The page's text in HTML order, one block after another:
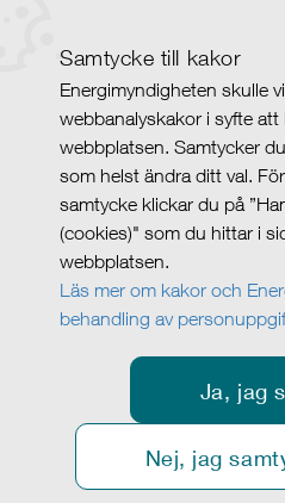
Samtycke till kakor
Energimyndigheten skulle
webbanalyskakor i syfte
webbplatsen. Samtycker
som helst ändra ditt val.
samtycke klickar du på
(cookies)" som du hittar i
webbplatsen.
Läs mer om kakor och
behandling av
Ja, jag
Nej, jag